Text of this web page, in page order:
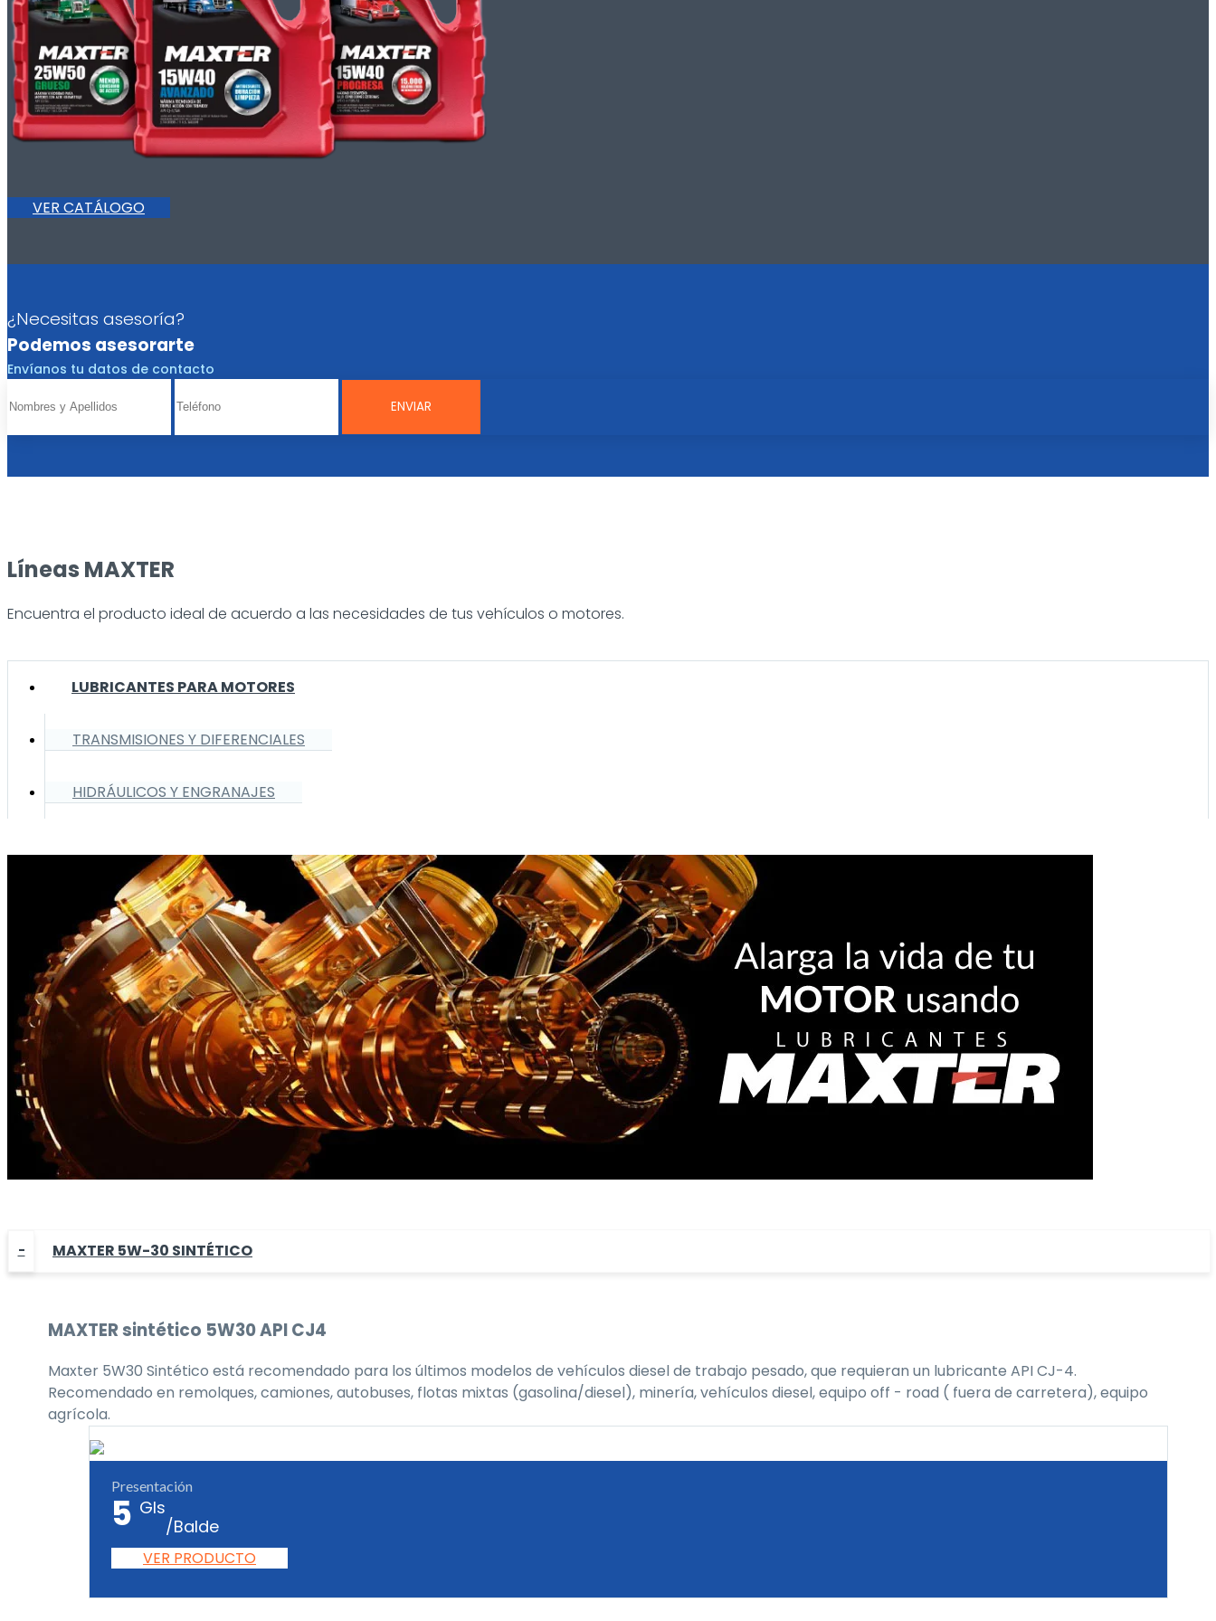
VER CATÁLOGO
¿Necesitas asesoría?
Podemos asesorarte
Envíanos tu datos de contacto
Líneas MAXTER
Encuentra el producto ideal de acuerdo a las necesidades de tus vehículos o motores.
LUBRICANTES PARA MOTORES
TRANSMISIONES Y DIFERENCIALES
HIDRÁULICOS Y ENGRANAJES
MAXTER 5W-30 SINTÉTICO
MAXTERsintético 5W30API CJ4
Maxter 5W30 Sintético está recomendado para los últimos modelos de vehículos diesel de trabajo pesado, que requieran un lubricante API CJ-4.
Recomendado en remolques, camiones, autobuses, flotas mixtas (gasolina/diesel), minería, vehículos diesel, equipo off - road ( fuera de carretera), equipo
agrícola.
Presentación
5 Gls
/Balde
VER PRODUCTO